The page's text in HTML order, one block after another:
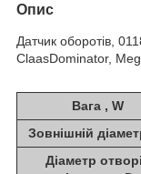
Опис
Датчик оборотів,
ClaasDominator,
Вага , W
Зовнішній
Діаметр